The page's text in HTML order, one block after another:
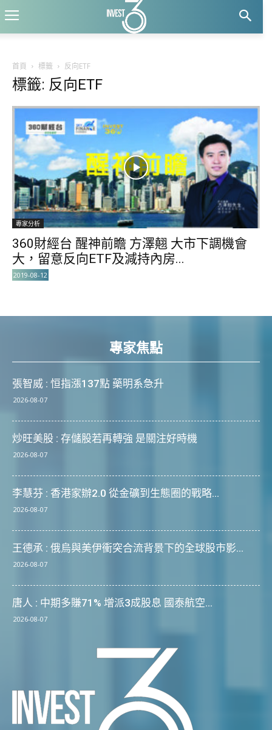
首頁 標籤 反向ETF
標籤: 反向ETF
專家分析
360財經台 醒神前瞻 方澤翹 大市下調機會
大，留意反向ETF及減持內房...
2019-08-12
專家焦點
張智威 : 恒指漲137點 藥明系急升
2026-08-07
炒旺美股 : 存儲股若再轉強 是關注好時機
2026-08-07
李慧芬 : 香港家辦2.0 從金礦到生態圈的戰略...
2026-08-07
王德承 : 俄烏與美伊衝突合流背景下的全球股市影...
2026-08-07
唐人 : 中期多賺71% 增派3成股息 國泰航空...
2026-08-07